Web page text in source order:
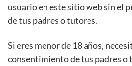
usuario en este sitio web sin el
de tus padres o tutores.
Si eres menor de 18 años,
consentimiento de tus padres o